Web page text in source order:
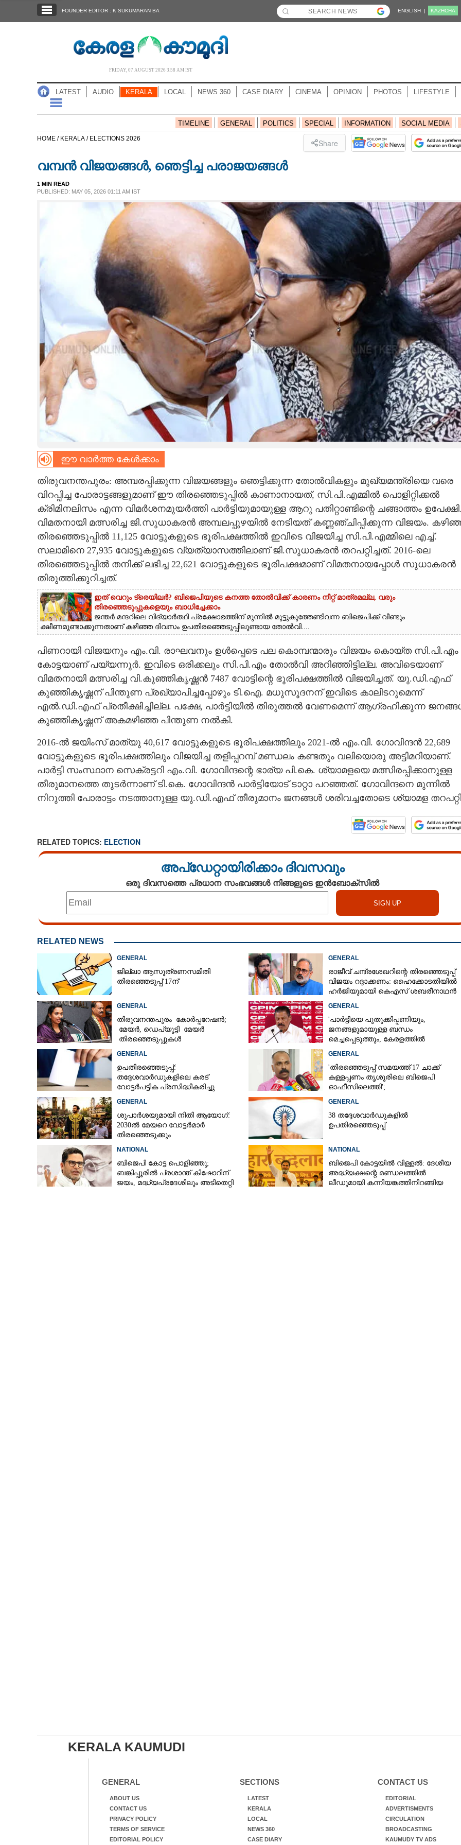
NOTIFIED NEWS
LIFESTYLE
SPIRITUAL
CARTOONS
LITERATURE
CONTACT US
FOUNDER EDITOR : K SUKUMARAN BA ENGLISH | KĀZHCHA
FRIDAY, 07 AUGUST 2026 3.58 AM IST
LATEST AUDIO KERALA LOCAL NEWS 360 CASE DIARY CINEMA OPINION PHOTOS LIFESTYLE
TIMELINE GENERAL POLITICS SPECIAL INFORMATION SOCIAL MEDIA
HOME / KERALA / ELECTIONS 2026 Share
വമ്പൻ വിജയങ്ങൾ, ഞെട്ടിച്ച പരാജയങ്ങൾ
1 MIN READ
PUBLISHED: MAY 05, 2026 01:11 AM IST
ഈ വാർത്ത കേൾക്കാം
തിരുവനന്തപുരം: അമ്പരപ്പിക്കുന്ന വിജയങ്ങളും ഞെട്ടിക്കുന്ന തോൽവികളും മുഖ്യമന്ത്രിയെ വരെ
വിറപ്പിച്ച പോരാട്ടങ്ങളുമാണ് ഈ തിരഞ്ഞെടുപ്പിൽ കാണാനായത്, സി.പി.എമ്മിൽ പൊളിറ്റിക്കൽ
ക്രിമിനലിസം എന്ന വിമർശനമുയർത്തി പാർട്ടിയുമായുള്ള ആറു പതിറ്റാണ്ടിന്റെ ചങ്ങാത്തം
വിമതനായി മത്സരിച്ച ജി.സുധാകരൻ അമ്പലപ്പുഴയിൽ നേടിയത് കണ്ണഞ്ചിപ്പിക്കുന്ന വിജയം.
തിരഞ്ഞെടുപ്പിൽ 11,125 വോട്ടുകളുടെ ഭൂരിപക്ഷത്തിൽ ഇവിടെ വിജയിച്ച സി.പി.എമ്മിലെ എച്ച്.
സലാമിനെ 27,935 വോട്ടുകളുടെ വ്യത്യാസത്തിലാണ് ജി.സുധാകരൻ തറപറ്റിച്ചത്. 2016-ലെ
തിരഞ്ഞെടുപ്പിൽ തനിക്ക് ലഭിച്ച 22,621 വോട്ടുകളുടെ ഭൂരിപക്ഷമാണ് വിമതനായപ്പോൾ സുധാകരൻ
തിരുത്തിക്കുറിച്ചത്.
ഇത് വെറും ട്രെയിലർ? ബിജെപിയുടെ കനത്ത തോൽവിക്ക് കാരണം നീറ്റ് മാത്രമല്ല, വരും
തിരഞ്ഞെടുപ്പുകളെയും ബാധിച്ചേക്കാം
ജന്തർ മന്ദറിലെ വിദ്യാർത്ഥി പ്രക്ഷോഭത്തിന് മുന്നിൽ മുട്ടുകുത്തേണ്ടിവന്ന ബിജെപിക്ക് വീണ്ടും
ക്ഷീണമുണ്ടാക്കുന്നതാണ് കഴിഞ്ഞ ദിവസം ഉപതിരഞ്ഞെടുപ്പിലുണ്ടായ തോൽവി....
പിണറായി വിജയനും എം.വി. രാഘവനും ഉൾപ്പെടെ പല കൊമ്പന്മാരും വിജയം കൊയ്ത സി.പി.എം
കോട്ടയാണ് പയ്യന്നൂർ. ഇവിടെ ഒരിക്കലും സി.പി.എം തോൽവി അറിഞ്ഞിട്ടില്ല. അവിടെയാണ്
വിമതനായി മത്സരിച്ച വി.കുഞ്ഞികൃഷ്ണൻ 7487 വോട്ടിന്റെ ഭൂരിപക്ഷത്തിൽ വിജയിച്ചത്. യു.ഡി.എഫ്
കുഞ്ഞികൃഷ്ണന് പിന്തുണ പ്രഖ്യാപിച്ചപ്പോഴും ടി.ഐ. മധുസൂദനന് ഇവിടെ കാലിടറുമെന്ന്
എൽ.ഡി.എഫ് പ്രതീക്ഷിച്ചില്ല. പക്ഷേ,​ പാർട്ടിയിൽ തിരുത്തൽ വേണമെന്ന് ആഗ്രഹിക്കുന്ന
കുഞ്ഞികൃഷ്ണന് അകമഴിഞ്ഞ പിന്തുണ നൽകി.
2016-ൽ ജയിംസ് മാത്യു 40,617 വോട്ടുകളുടെ ഭൂരിപക്ഷത്തിലും 2021-ൽ എം.വി. ഗോവിന്ദൻ 22,689
വോട്ടുകളുടെ ഭൂരിപക്ഷത്തിലും വിജയിച്ച തളിപ്പറമ്പ് മണ്ഡലം കണ്ടതും വലിയൊരു അട്ടിമറിയാണ്.
പാർട്ടി സംസ്ഥാന സെക്രട്ടറി എം.വി. ഗോവിന്ദന്റെ ഭാര്യ പി.കെ. ശ്യാമളയെ മത്സിരപ്പിക്കാനുള്ള
തീരുമാനത്തെ തുടർന്നാണ് ടി.കെ. ഗോവിന്ദൻ പാർട്ടിയോട് ടാറ്റാ പറഞ്ഞത്. ഗോവിന്ദനെ മുന്നിൽ
നിറുത്തി പോരാട്ടം നടത്താനുള്ള യു.ഡി.എഫ് തീരുമാനം ജനങ്ങൾ ശരിവച്ചതോടെ ശ്യാമള
RELATED TOPICS: ELECTION
അപ്ഡേറ്റായിരിക്കാം ദിവസവും
ഒരു ദിവസത്തെ പ്രധാന സംഭവങ്ങൾ നിങ്ങളുടെ ഇൻബോക്സിൽ
RELATED NEWS
GENERAL
ജില്ലാ ആസൂത്രണസമിതി
തിരഞ്ഞെടുപ്പ് 17ന്
GENERAL
രാജീവ് ചന്ദ്രശേഖറിന്റെ തിരഞ്ഞെടുപ്പ്
വിജയം റദ്ദാക്കണം: ഹൈക്കോടതിയിൽ
ഹർജിയുമായി കെഎസ് ശബരീനാഥൻ
GENERAL
തിരുവനന്തപുരം കോർപ്പറേഷൻ;
മേയർ, ഡെപ്യൂട്ടി മേയർ
തിരഞ്ഞെടുപ്പുകൾ
GENERAL
'പാർട്ടിയെ പുതുക്കിപ്പണിയും,​
ജനങ്ങളുമായുള്ള ബന്ധം
മെച്ചപ്പെടുത്തും, കേരളത്തിൽ
GENERAL
ഉപതിരഞ്ഞെടുപ്പ്:
തദ്ദേശവാർഡുകളിലെ കരട്
വോട്ടർപട്ടിക പ്രസിദ്ധീകരിച്ചു
GENERAL
'തിരഞ്ഞെടുപ്പ് സമയത്ത് 17 ചാക്ക്
കള്ളപ്പണം തൃശൂരിലെ ബിജെപി
ഓഫീസിലെത്തി';
GENERAL
ശുപാർശയുമായി നിതി ആയോഗ്:
2030ൽ മേയറെ വോട്ടർമാർ
തിരഞ്ഞെടുക്കും
GENERAL
38 തദ്ദേശവാർഡുകളിൽ
ഉപതിരഞ്ഞെടുപ്പ്
NATIONAL
ബിജെപി കോട്ട പൊളിഞ്ഞു;
ബങ്കിപ്പൂരിൽ പ്രശാന്ത് കിഷോറിന്
ജയം, മദ്ധ്യപ്രദേശിലും അടിതെറ്റി
NATIONAL
ബിജെപി കോട്ടയിൽ വിള്ളൽ: ദേശീയ
അദ്ധ്യക്ഷന്റെ മണ്ഡലത്തിൽ
ലീഡുമായി കന്നിയങ്കത്തിനിറങ്ങിയ
KERALA KAUMUDI
GENERAL
ABOUT US
CONTACT US
PRIVACY POLICY
TERMS OF SERVICE
EDITORIAL POLICY
SECTIONS
LATEST
KERALA
LOCAL
NEWS 360
CASE DIARY
CONTACT US
EDITORIAL
ADVERTISMENTS
CIRCULATION
BROADCASTING
KAUMUDY TV ADS
വമ്പൻ വിജയങ്ങൾ, ഞെട്ടിച്ച പരാജയങ്ങൾ
Share this link